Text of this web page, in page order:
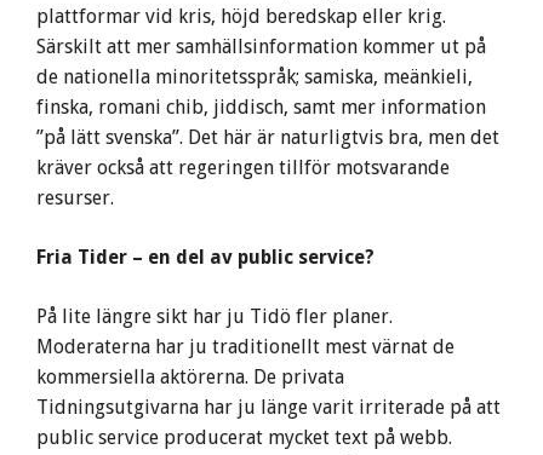
plattformar vid kris, höjd beredskap eller krig.
Särskilt att mer samhällsinformation kommer ut på
de nationella minoritetsspråk; samiska, meänkieli,
finska, romani chib, jiddisch, samt mer information
”på lätt svenska”. Det här är naturligtvis bra, men det
kräver också att regeringen tillför motsvarande
resurser.
Fria Tider – en del av public service?
På lite längre sikt har ju Tidö fler planer.
Moderaterna har ju traditionellt mest värnat de
kommersiella aktörerna. De privata
Tidningsutgivarna har ju länge varit irriterade på att
public service producerat mycket text på webb.